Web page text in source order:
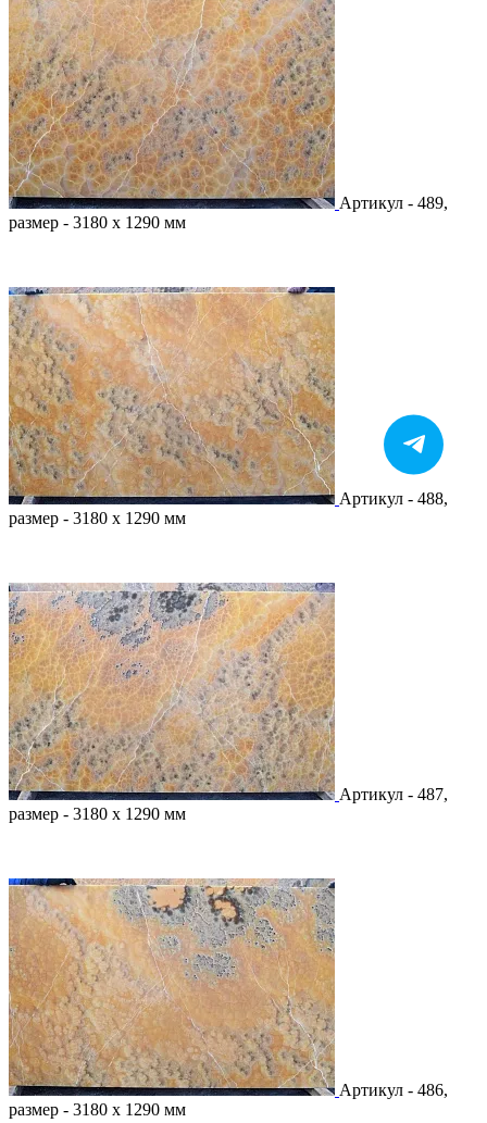
Артикул - 489,
размер - 3180 х 1290 мм
Артикул - 488,
размер - 3180 х 1290 мм
Артикул - 487,
размер - 3180 х 1290 мм
Артикул - 486,
размер - 3180 х 1290 мм